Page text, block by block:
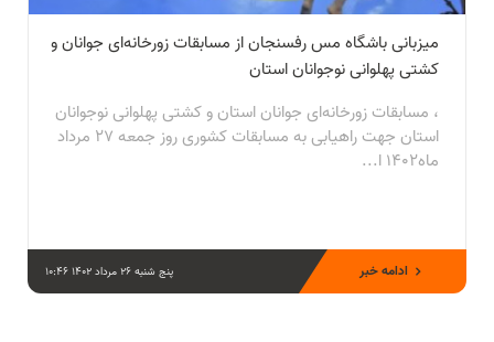
میزبانی باشگاه مس رفسنجان از مسابقات زورخانه‌ای جوانان و
کشتی پهلوانی نوجوانان استان
، مسابقات زورخانه‌ای جوانان استان و کشتی پهلوانی نوجوانان
استان جهت راهیابی به مسابقات کشوری روز جمعه ۲۷ مرداد
ماه۱۴۰۲ ا...
پنج شنبه 26 مرداد 1402 10:46 ادامه خبر